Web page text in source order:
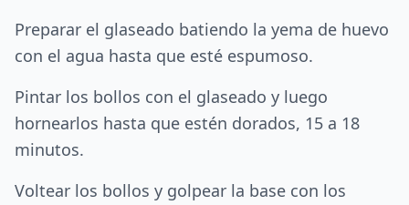
Preparar el glaseado batiendo la yema de huevo
con el agua hasta que esté espumoso.
Pintar los bollos con el glaseado y luego
hornearlos hasta que estén dorados, 15 a 18
minutos.
Voltear los bollos y golpear la base con los